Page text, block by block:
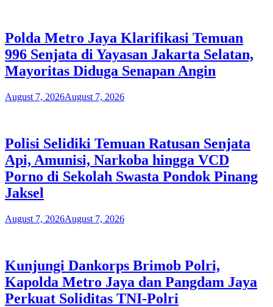
Polda Metro Jaya Klarifikasi Temuan
996 Senjata di Yayasan Jakarta Selatan,
Mayoritas Diduga Senapan Angin
August 7, 2026August 7, 2026
Polisi Selidiki Temuan Ratusan Senjata
Api, Amunisi, Narkoba hingga VCD
Porno di Sekolah Swasta Pondok Pinang
Jaksel
August 7, 2026August 7, 2026
Kunjungi Dankorps Brimob Polri,
Kapolda Metro Jaya dan Pangdam Jaya
Perkuat Soliditas TNI-Polri